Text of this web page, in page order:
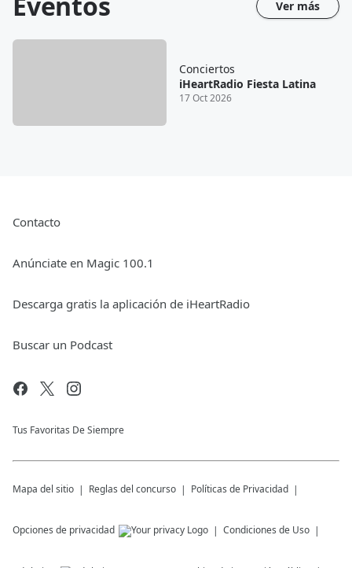
Ver más
Conciertos
iHeartRadio Fiesta Latina
17 Oct 2026
Contacto
Anúnciate en Magic 100.1
Descarga gratis la aplicación de iHeartRadio
Buscar un Podcast
Tus Favoritas De Siempre
Mapa del sitio Reglas del concurso Políticas de Privacidad
Opciones de privacidad Condiciones de Uso